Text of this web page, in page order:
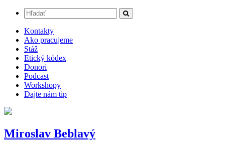
Kontakty
Ako pracujeme
Stáž
Etický kódex
Donori
Podcast
Workshopy
Dajte nám tip
Miroslav Beblavý